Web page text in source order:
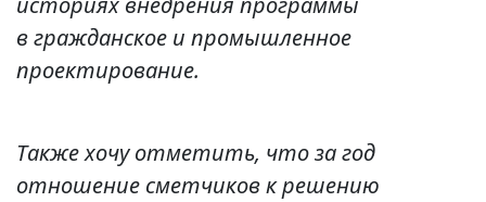
в гражданское и промышленное
проектирование.
Также хочу отметить, что за год
отношение сметчиков к решению